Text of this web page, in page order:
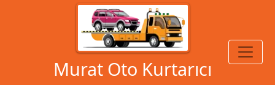
Murat Oto Kurtarıcı
MENÜ